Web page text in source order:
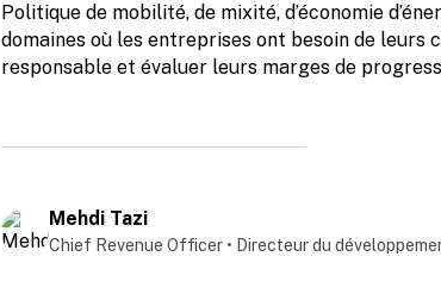
Politique de mobilité, de mixité, d’économie
domaines où les entreprises ont besoin de
responsable et évaluer leurs marges de
Mehdi Tazi
Chief Revenue Officer • Directeur du